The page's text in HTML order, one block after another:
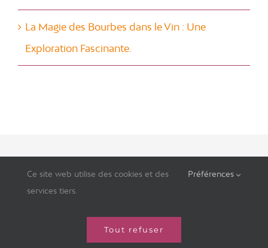
La Magie des Bourbes dans le Vin : Une
Exploration Fascinante.
Mentions légales
Index d’égalité Hommes / Femmes
Ce site web utilise des cookies et des
services tiers.
Préférences
Tout refuser